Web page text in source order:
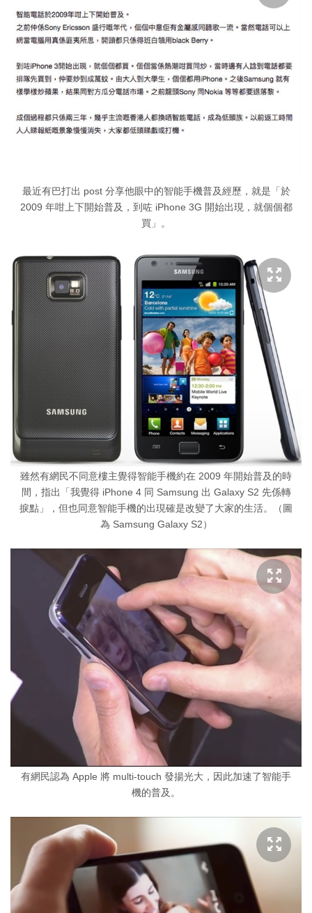
最近有巴打出 post 分享他眼中的智能手機普及經歷，就是「於
2009 年咁上下開始普及，到咗 iPhone 3G 開始出現，就個個都
買」。
雖然有網民不同意樓主覺得智能手機約在 2009 年開始普及的時
間，指出「我覺得 iPhone 4 同 Samsung 出 Galaxy S2 先係轉
捩點」，但也同意智能手機的出現確是改變了大家的生活。（圖
為 Samsung Galaxy S2）
有網民認為 Apple 將 multi-touch 發揚光大，因此加速了智能手
機的普及。